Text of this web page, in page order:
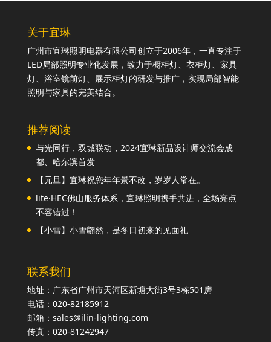
关于宜琳
广州市宜琳照明电器有限公司创立于2006年，一直专注于
LED局部照明专业化发展，致力于橱柜灯、衣柜灯、家具
灯、浴室镜前灯、展示柜灯的研发与推广，实现局部智能
照明与家具的完美结合。
推荐阅读
与光同行，双城联动，2024宜琳新品设计师交流会成
都、哈尔滨首发
【元旦】宜琳祝您年年景不改，岁岁人常在。
lite·HEC佛山服务体系，宜琳照明携手共进，全场亮点
不容错过！
【小雪】小雪翩然，是冬日初来的见面礼
联系我们
地址：广东省广州市天河区新塘大街3号3栋501房
电话：020-82185912
邮箱：sales@ilin-lighting.com
传真：020-81242947